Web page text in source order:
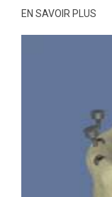
EN SAVOIR PLUS